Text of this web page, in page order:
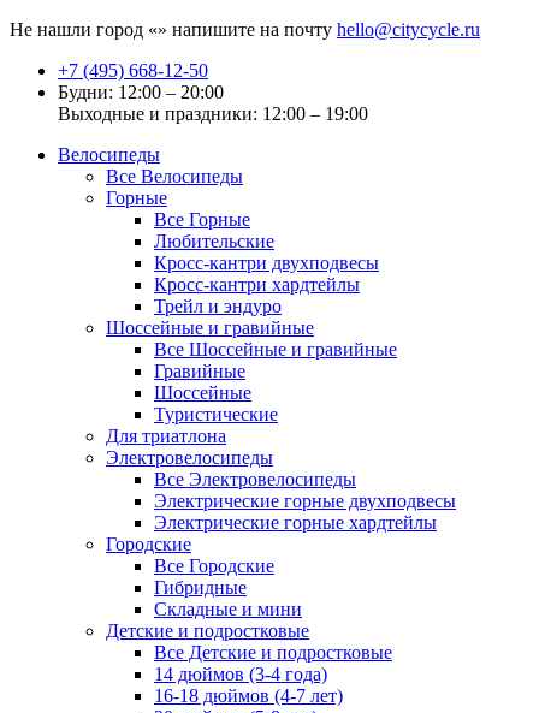
Не нашли город «» напишите на почту hello@citycycle.ru
+7 (495) 668-12-50
Будни: 12:00 – 20:00
Выходные и праздники: 12:00 – 19:00
Велосипеды
Все Велосипеды
Горные
Все Горные
Любительские
Кросс-кантри двухподвесы
Кросс-кантри хардтейлы
Трейл и эндуро
Шоссейные и гравийные
Все Шоссейные и гравийные
Гравийные
Шоссейные
Туристические
Для триатлона
Электровелосипеды
Все Электровелосипеды
Электрические горные двухподвесы
Электрические горные хардтейлы
Городские
Все Городские
Гибридные
Складные и мини
Детские и подростковые
Все Детские и подростковые
14 дюймов (3-4 года)
16-18 дюймов (4-7 лет)